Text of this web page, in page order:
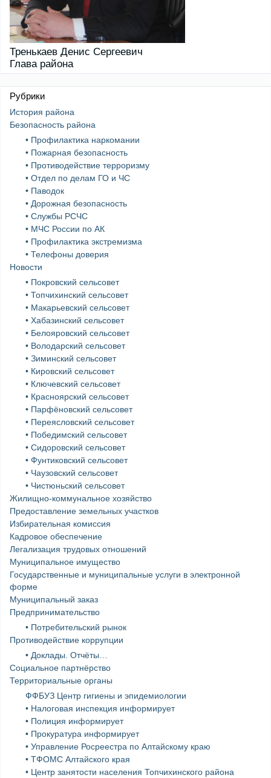
Тренькаев Денис Сергеевич
Глава района
Рубрики
История района
Безопасность района
• Профилактика наркомании
• Пожарная безопасность
• Противодействие терроризму
• Отдел по делам ГО и ЧС
• Паводок
• Дорожная безопасность
• Службы РСЧС
• МЧС России по АК
• Профилактика экстремизма
• Телефоны доверия
Новости
• Покровский сельсовет
• Топчихинский сельсовет
• Макарьевский сельсовет
• Хабазинский сельсовет
• Белояровский сельсовет
• Володарский сельсовет
• Зиминский сельсовет
• Кировский сельсовет
• Ключевский сельсовет
• Красноярский сельсовет
• Парфёновский сельсовет
• Переясловский сельсовет
• Победимский сельсовет
• Сидоровский сельсовет
• Фунтиковский сельсовет
• Чаузовский сельсовет
• Чистюньский сельсовет
Жилищно-коммунальное хозяйство
Предоставление земельных участков
Избирательная комиссия
Кадровое обеспечение
Легализация трудовых отношений
Муниципальное имущество
Государственные и муниципальные услуги в электронной
форме
Муниципальный заказ
Предпринимательство
• Потребительский рынок
Противодействие коррупции
• Доклады. Отчёты…
Социальное партнёрство
Территориальные органы
ФФБУЗ Центр гигиены и эпидемиологии
• Налоговая инспекция информирует
• Полиция информирует
• Прокуратура информирует
• Управление Росреестра по Алтайскому краю
• ТФОМС Алтайского края
• Центр занятости населения Топчихинского района